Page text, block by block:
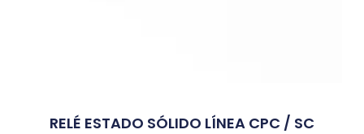
RELÉ ESTADO SÓLIDO LÍNEA CPC / SC